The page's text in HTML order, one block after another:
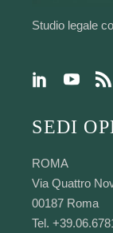
Studio legale
SEDI
ROMA
Via Quattro
00187 Roma
Tel.